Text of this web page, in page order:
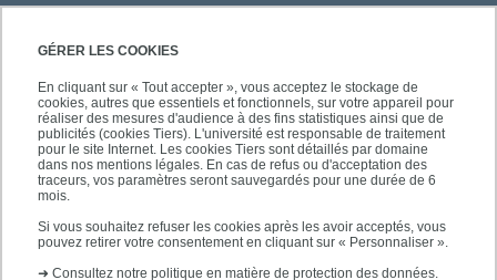
GÉRER LES COOKIES
En cliquant sur « Tout accepter », vous acceptez le stockage de
cookies, autres que essentiels et fonctionnels, sur votre appareil pour
réaliser des mesures d'audience à des fins statistiques ainsi que de
publicités (cookies Tiers). L'université est responsable de traitement
pour le site Internet. Les cookies Tiers sont détaillés par domaine
dans nos mentions légales. En cas de refus ou d'acceptation des
traceurs, vos paramètres seront sauvegardés pour une durée de 6
mois.
Si vous souhaitez refuser les cookies après les avoir acceptés, vous
pouvez retirer votre consentement en cliquant sur « Personnaliser ».
➜ Consultez notre politique en matière de protection des données.